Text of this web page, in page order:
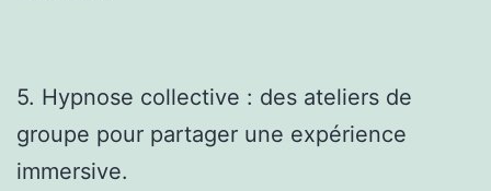
5. Hypnose collective : des ateliers de
groupe pour partager une expérience
immersive.